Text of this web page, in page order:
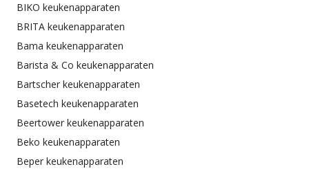
BIKO keukenapparaten
BRITA keukenapparaten
Bama keukenapparaten
Barista & Co keukenapparaten
Bartscher keukenapparaten
Basetech keukenapparaten
Beertower keukenapparaten
Beko keukenapparaten
Beper keukenapparaten